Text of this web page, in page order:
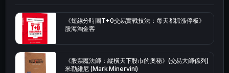
《短線分時圖T+0交易實戰技法：每天都抓漲停板》
股海淘金客
《股票魔法師：縱橫天下股市的奧秘》(交易大師係列)
米勒維尼 (Mark Minervini)